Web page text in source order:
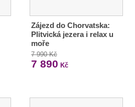
Zájezd do Chorvatska:
Plitvická jezera i relax u
moře
7 990 Kč
7 890 Kč